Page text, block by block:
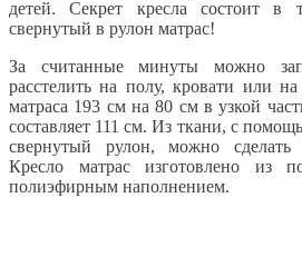
детей. Секрет кресла состоит
свернутый в рулон матрас!
За считанные минуты можно
расстелить на полу, кровати или
матраса 193 см на 80 см в узкой
составляет 111 см. Из ткани, с
свернутый рулон, можно сделать
Кресло матрас изготовлено из
полиэфирным наполнением.